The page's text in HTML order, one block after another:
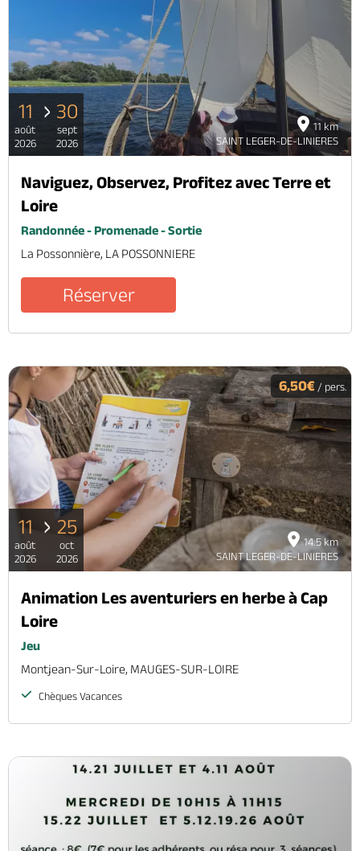
11 km
SAINT LEGER-DE-LINIERES
11
août
2026
30
sept
2026
Naviguez, Observez, Profitez avec Terre et
Loire
Randonnée - Promenade - Sortie
La Possonnière, LA POSSONNIERE
Réserver
14.5 km
SAINT LEGER-DE-LINIERES
6,50€ / pers.
11
août
2026
25
oct
2026
Animation Les aventuriers en herbe à Cap
Loire
Jeu
Montjean-Sur-Loire, MAUGES-SUR-LOIRE
Chèques Vacances